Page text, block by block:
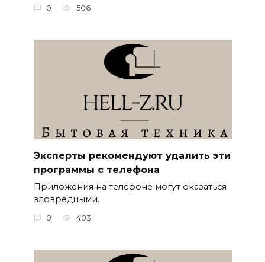
0 506
Эксперты рекомендуют удалить эти
программы с телефона
Приложения на телефоне могут оказаться
зловредными.
0 403